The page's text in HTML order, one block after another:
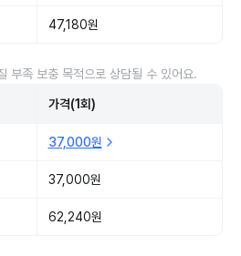
47,180원
부족 보충 목적으로 상담될 수 있어요.
가격(1회)
37,000원
37,000원
62,240원